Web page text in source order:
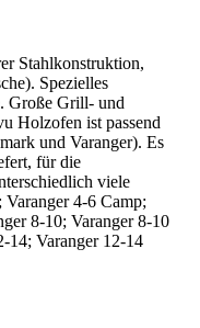
Stahlkonstruktion,
Spezielles
Große Grill- und
Holzofen ist passend
und Varanger). Es
für die
viele
4-6 Camp;
8-10; Varanger 8-10
14; Varanger 12-14